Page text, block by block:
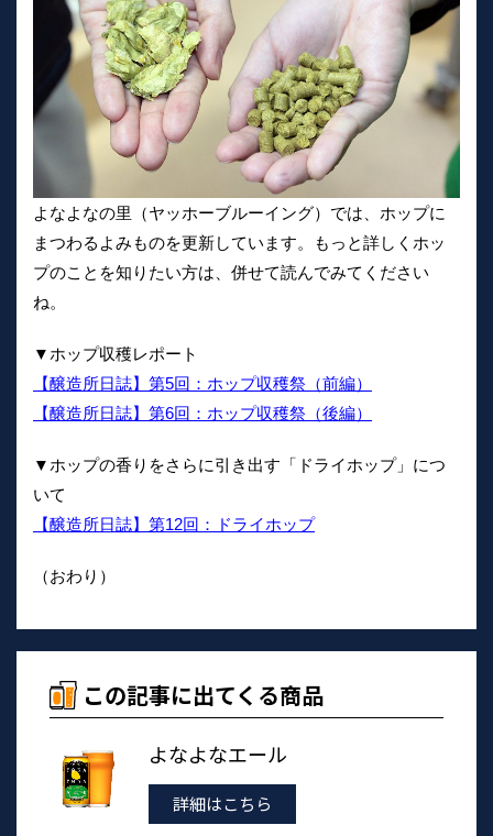
よなよなの里（ヤッホーブルーイング）では、ホップに
まつわるよみものを更新しています。もっと詳しくホッ
プのことを知りたい方は、併せて読んでみてください
ね。
▼ホップ収穫レポート
【醸造所日誌】第5回：ホップ収穫祭（前編）
【醸造所日誌】第6回：ホップ収穫祭（後編）
▼ホップの香りをさらに引き出す「ドライホップ」につ
いて
【醸造所日誌】第12回：ドライホップ
（おわり）
この記事に出てくる商品
よなよなエール
詳細はこちら